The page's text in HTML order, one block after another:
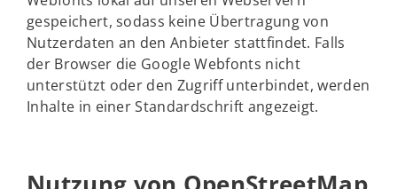
gespeichert, sodass keine Übertragung von
Nutzerdaten an den Anbieter stattfindet. Falls
der Browser die Google Webfonts nicht
unterstützt oder den Zugriff unterbindet, werden
Inhalte in einer Standardschrift angezeigt.